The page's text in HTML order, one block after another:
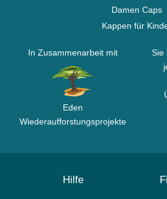
Damen Caps
Kappen für
In Zusammenarbeit mit
Eden
Wiederaufforstungsprojekte
Sie
Hilfe